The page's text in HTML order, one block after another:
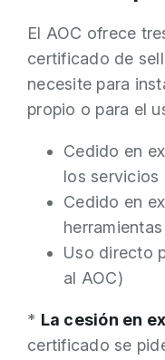
El AOC ofrece
certificado de
necesite para
propio o para el
Cedido en
los servicios
Cedido en
Uso directo
al AOC)
* La cesión en
certificado se